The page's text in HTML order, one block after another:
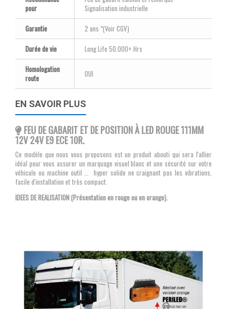
pour
Signalisation industrielle
Garantie
2 ans *(Voir CGV)
Durée de vie
Long Life 50.000+ Hrs
Homologation
route
OUI
EN SAVOIR PLUS
FEU DE GABARIT ET DE POSITION À LED ROUGE 111MM
12V 24V E9 ECE 10R.
Ce modèle que nous vous proposons est un produit abouti qui sera l'allier
idéal pour vous assurer un marquage visuel blanc et une sécurité sur votre
véhicule ou machine outil ... hyper solide ne craignant pas les vibrations,
facile d'installation et très compact.
IDEES DE REALISATION (Présentation en rouge ou en orange).